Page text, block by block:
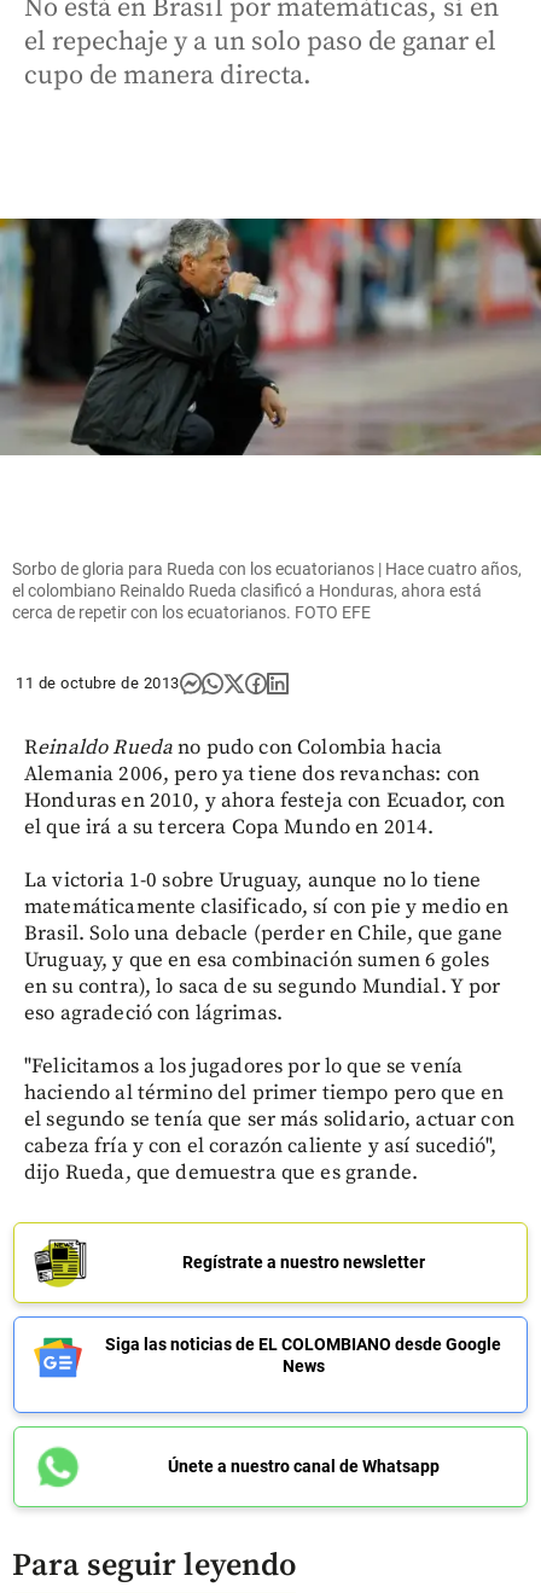
No está en Brasil por matemáticas, sí en
el repechaje y a un solo paso de ganar el
cupo de manera directa.
Sorbo de gloria para Rueda con los ecuatorianos | Hace cuatro años,
el colombiano Reinaldo Rueda clasificó a Honduras, ahora está
cerca de repetir con los ecuatorianos. FOTO EFE
11 de octubre de 2013
Reinaldo Ruedano pudo con Colombia hacia
Alemania 2006, pero ya tiene dos revanchas: con
Honduras en 2010, y ahora festeja con Ecuador, con
el que irá a su tercera Copa Mundo en 2014.
La victoria 1-0 sobre Uruguay, aunque no lo tiene
matemáticamente clasificado, sí con pie y medio en
Brasil. Solo una debacle (perder en Chile, que gane
Uruguay, y que en esa combinación sumen 6 goles
en su contra), lo saca de su segundo Mundial. Y por
eso agradeció con lágrimas.
"Felicitamos a los jugadores por lo que se venía
haciendo al término del primer tiempo pero que en
el segundo se tenía que ser más solidario, actuar con
cabeza fría y con el corazón caliente y así sucedió",
dijo Rueda, que demuestra que es grande.
Regístrate a nuestro newsletter
Siga las noticias de EL COLOMBIANO desde Google
News
Únete a nuestro canal de Whatsapp
Para seguir leyendo